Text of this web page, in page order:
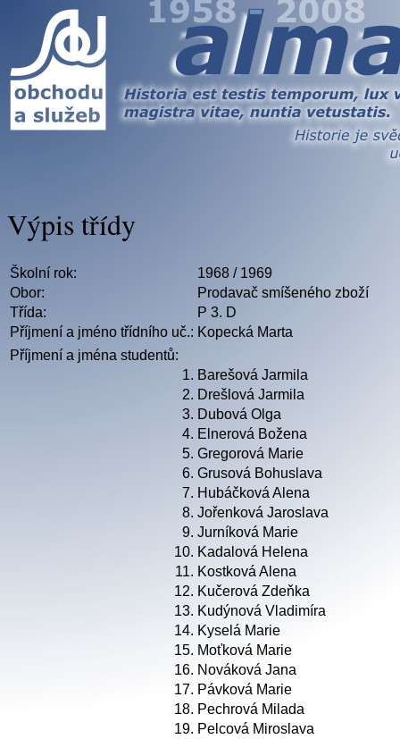
Výpis třídy
Školní rok:
1968 / 1969
Obor:
Prodavač smíšeného zboží
Třída:
P 3. D
Příjmení a jméno třídního uč.: Kopecká Marta
Příjmení a jména studentů:
1. Barešová Jarmila
2. Drešlová Jarmila
3. Dubová Olga
4. Elnerová Božena
5. Gregorová Marie
6. Grusová Bohuslava
7. Hubáčková Alena
8. Jořenková Jaroslava
9. Jurníková Marie
10. Kadalová Helena
11. Kostková Alena
12. Kučerová Zdeňka
13. Kudýnová Vladimíra
14. Kyselá Marie
15. Moťková Marie
16. Nováková Jana
17. Pávková Marie
18. Pechrová Milada
19. Pelcová Miroslava